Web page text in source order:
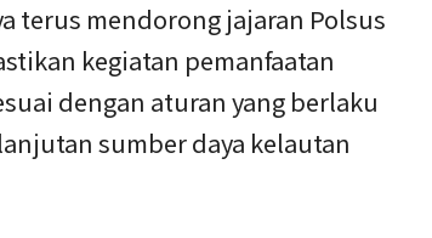
terus mendorong jajaran Polsus
kegiatan pemanfaatan
dengan aturan yang berlaku
sumber daya kelautan